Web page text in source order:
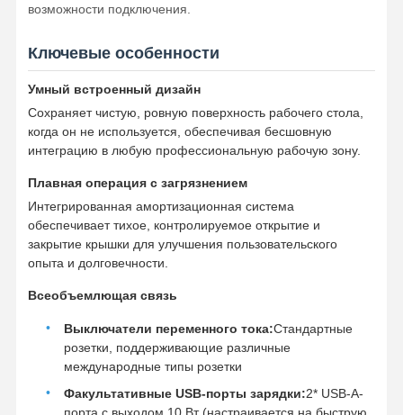
Страница
возможности подключения.
Ключевые особенности
Умный встроенный дизайн
Сохраняет чистую, ровную поверхность рабочего стола,
когда он не используется, обеспечивая бесшовную
интеграцию в любую профессиональную рабочую зону.
Плавная операция с загрязнением
Интегрированная амортизационная система
обеспечивает тихое, контролируемое открытие и
закрытие крышки для улучшения пользовательского
опыта и долговечности.
Всеобъемлющая связь
Выключатели переменного тока:Стандартные
розетки, поддерживающие различные
международные типы розетки
Факультативные USB-порты зарядки:2* USB-A-
порта с выходом 10 Вт (настраивается на быструю